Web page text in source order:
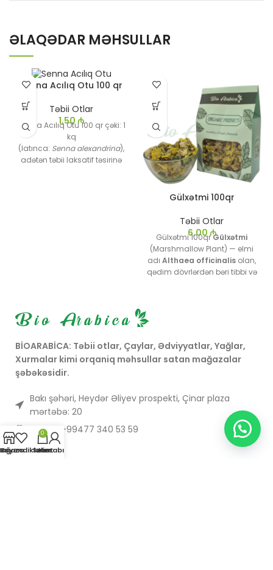
ƏLAQƏDAR MƏHSULLAR
Senna Acılıq Otu 100 qr
Təbii Otlar
1,50 ₼
Senna Acılıq Otu 100 qr çəki: 1
kq
(latınca: Senna alexandrina),
adətən təbii laksatif təsirinə
Gülxətmi 100qr
Təbii Otlar
6,00₼
Gülxətmi 100qrGülxətmi
(Marshmallow Plant) — elmi
adı Althaea officinalis olan,
qədim dövrlərdən bəri tibbi və
çiçəkləri müxtəlif müalicəvi
xüsusiyyətlərə malikdir. Adı
"marshmallow" şirniyyatına
bitkisinin kök ekstraktı
BİOARABİCA: Təbii otlar, Çaylar, Ədviyyatlar, Yağlar,
Xurmalar kimi orqaniq məhsullar satan mağazalar
şəbəkəsidir.
Bakı şəhəri, Heydər Əliyev prospekti, Çinar plaza
mərtəbə: 20
Phone: +99477 340 53 59
Bəyəndiklərim
0
Səbət
Hesabım